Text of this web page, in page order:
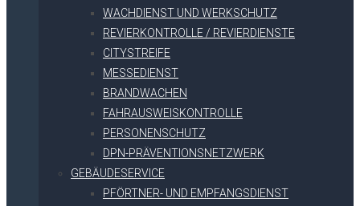
WACHDIENST UND WERKSCHUTZ
REVIERKONTROLLE / REVIERDIENSTE
CITYSTREIFE
MESSEDIENST
BRANDWACHEN
FAHRAUSWEISKONTROLLE
PERSONENSCHUTZ
DPN-PRÄVENTIONSNETZWERK
GEBÄUDESERVICE
PFÖRTNER- UND EMPFANGSDIENST